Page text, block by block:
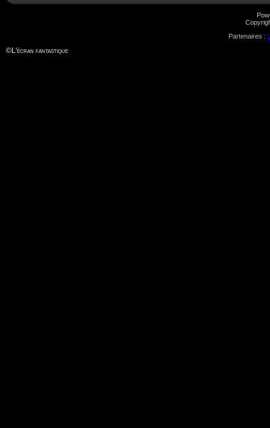
Partenaires :
©L'écran fantastique